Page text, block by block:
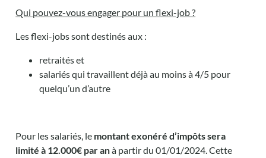
Qui pouvez-vous engager pour un flexi-job ?
Les flexi-jobs sont destinés aux :
retraités et
salariés qui travaillent déjà au moins à 4/5 pour
quelqu’un d’autre
Pour les salariés, le montant exonéré d’impôts sera
limité à 12.000€ par anà partir du 01/01/2024. Cette